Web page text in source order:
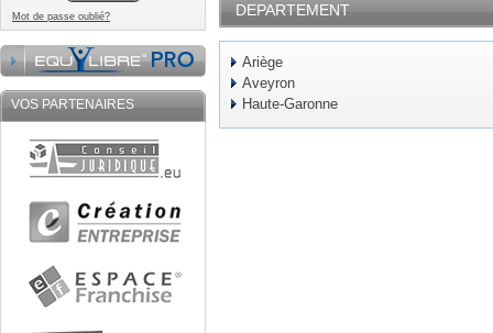
Mot de passe oublié?
VOS PARTENAIRES
DEPARTEMENT
Ariège
Aveyron
Haute-Garonne